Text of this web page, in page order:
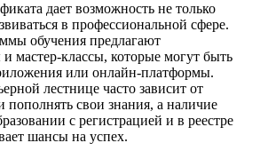
дает возможность не только
в профессиональной сфере.
обучения предлагают
мастер-классы, которые могут быть
или онлайн-платформы.
лестнице часто зависит от
пополнять свои знания, а наличие
с регистрацией и в реестре
шансы на успех.